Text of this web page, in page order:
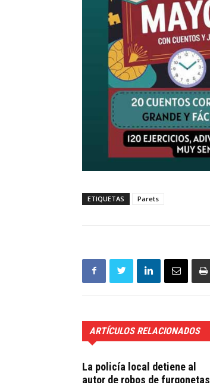
ETIQUETAS Parets
ARTÍCULOS RELACIONADOS
La policía local detiene al
autor de robos de furgonetas